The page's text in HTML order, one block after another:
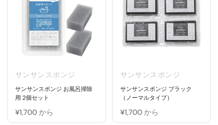
サンサンスポンジ
サンサンスポンジ お風呂掃除
用 2個セット
¥1,700 から
サンサンスポンジ
サンサンスポンジ ブラック
（ノーマルタイプ）
¥1,700 から